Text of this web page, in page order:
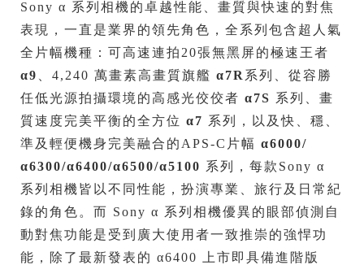
Sony α 系列相機的卓越性能、畫質與快速的對焦
表現，一直是業界的領先角色，全系列包含超人氣
全片幅機種：可高速連拍20張無黑屏的極速王者
α9
、4,240 萬畫素高畫質旗艦 α7R 系列、從容勝
任低光源拍攝環境的高感光佼佼者 α7S 系列、畫
質速度完美平衡的全方位 α7 系列，以及快、穩、
準及輕便機身完美融合的APS-C片幅 α6000/
α6300/α6400/α6500/α5100 系列，每款Sony α
系列相機皆以不同性能，扮演專業、旅行及日常紀
錄的角色。而 Sony α 系列相機優異的眼部偵測自
動對焦功能是受到廣大使用者一致推崇的強悍功
能，除了最新發表的 α6400 上市即具備進階版